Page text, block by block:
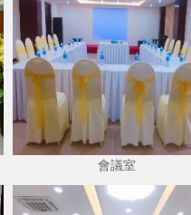
會議室